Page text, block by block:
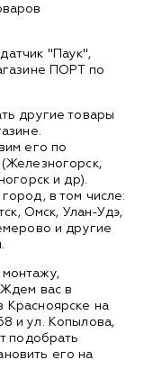
"Паук",
ПОРТ по
другие товары
его по
и др).
в том числе:
Омск, Улан-Удэ,
и другие
вас в
Красноярске на
и ул. Копылова,
подобрать
его на